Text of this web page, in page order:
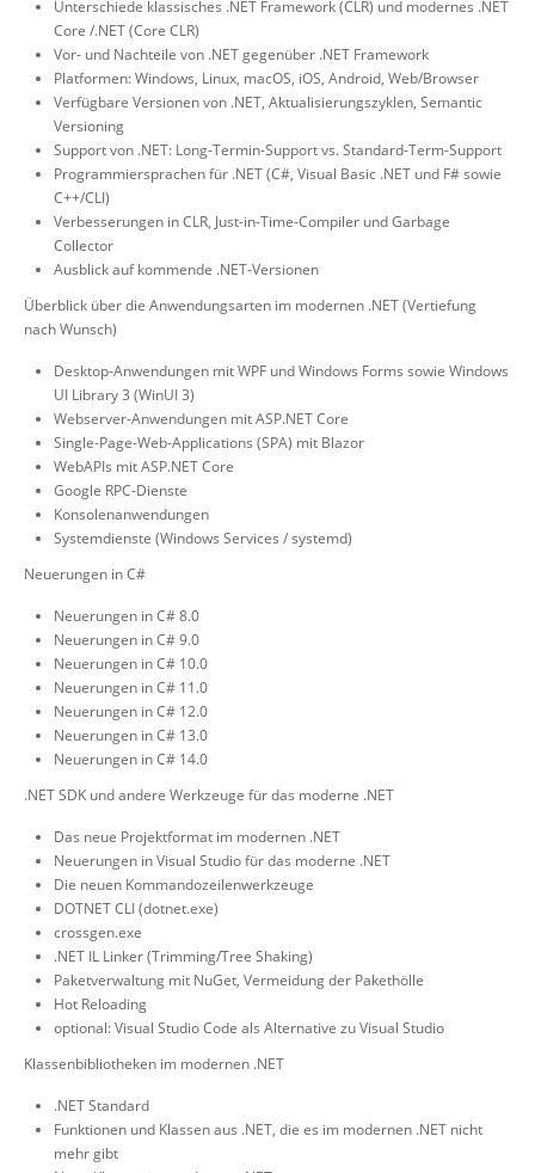
Unterschiede klassisches .NET Framework (CLR) und modernes .NET
Core /.NET (Core CLR)
Vor- und Nachteile von .NET gegenüber .NET Framework
Platformen: Windows, Linux, macOS, iOS, Android, Web/Browser
Verfügbare Versionen von .NET, Aktualisierungszyklen, Semantic
Versioning
Support von .NET: Long-Termin-Support vs. Standard-Term-Support
Programmiersprachen für .NET (C#, Visual Basic .NET und F# sowie
C++/CLI)
Verbesserungen in CLR, Just-in-Time-Compiler und Garbage
Collector
Ausblick auf kommende .NET-Versionen
Überblick über die Anwendungsarten im modernen .NET (Vertiefung
nach Wunsch)
Desktop-Anwendungen mit WPF und Windows Forms sowie Windows
UI Library 3 (WinUI 3)
Webserver-Anwendungen mit ASP.NET Core
Single-Page-Web-Applications (SPA) mit Blazor
WebAPIs mit ASP.NET Core
Google RPC-Dienste
Konsolenanwendungen
Systemdienste (Windows Services / systemd)
Neuerungen in C#
Neuerungen in C# 8.0
Neuerungen in C# 9.0
Neuerungen in C# 10.0
Neuerungen in C# 11.0
Neuerungen in C# 12.0
Neuerungen in C# 13.0
Neuerungen in C# 14.0
.NET SDK und andere Werkzeuge für das moderne .NET
Das neue Projektformat im modernen .NET
Neuerungen in Visual Studio für das moderne .NET
Die neuen Kommandozeilenwerkzeuge
DOTNET CLI (dotnet.exe)
crossgen.exe
.NET IL Linker (Trimming/Tree Shaking)
Paketverwaltung mit NuGet, Vermeidung der Pakethölle
Hot Reloading
optional: Visual Studio Code als Alternative zu Visual Studio
Klassenbibliotheken im modernen .NET
.NET Standard
Funktionen und Klassen aus .NET, die es im modernen .NET nicht
mehr gibt